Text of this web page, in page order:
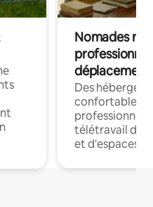
Nomades
déplacement
Des
confortables
professionnels
télétravail
et d'espaces